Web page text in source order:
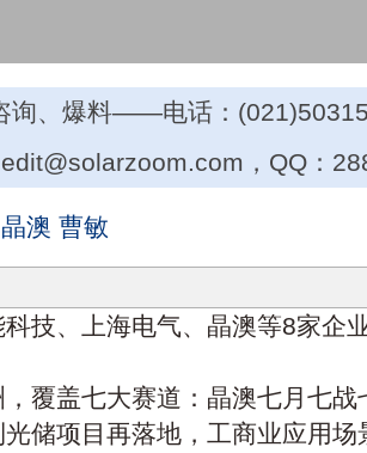
询、爆料——电话：
edit@solarzoom.com，QQ：
晶澳 曹敏
技、上海电气、晶澳等8家企
覆盖七大赛道：晶澳七月七战
储项目再落地，工商业应用场